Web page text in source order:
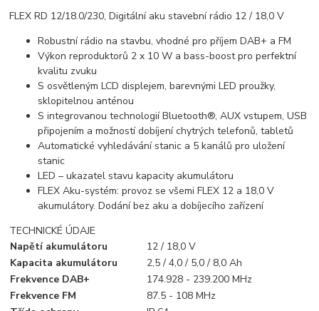
FLEX RD 12/18.0/230, Digitální aku stavební rádio 12 / 18,0 V
Robustní rádio na stavbu, vhodné pro příjem DAB+ a FM
Výkon reproduktorů 2 x 10 W a bass-boost pro perfektní
kvalitu zvuku
S osvětleným LCD displejem, barevnými LED proužky,
sklopitelnou anténou
S integrovanou technologií Bluetooth®, AUX vstupem, USB
připojením a možností dobíjení chytrých telefonů, tabletů
Automatické vyhledávání stanic a 5 kanálů pro uložení
stanic
LED – ukazatel stavu kapacity akumulátoru
FLEX Aku-systém: provoz se všemi FLEX 12 a 18,0 V
akumulátory. Dodání bez aku a dobíjecího zařízení
TECHNICKÉ ÚDAJE
Napětí akumulátoru
12 / 18,0 V
Kapacita akumulátoru
2,5 / 4,0 / 5,0 / 8,0 Ah
Frekvence DAB+
174.928 - 239.200 MHz
Frekvence FM
87.5 - 108 MHz